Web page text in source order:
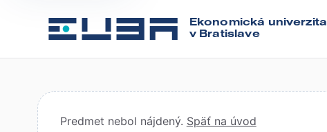
Ekonomická univerzita
v Bratislave
Predmet nebol nájdený. Späť na úvod